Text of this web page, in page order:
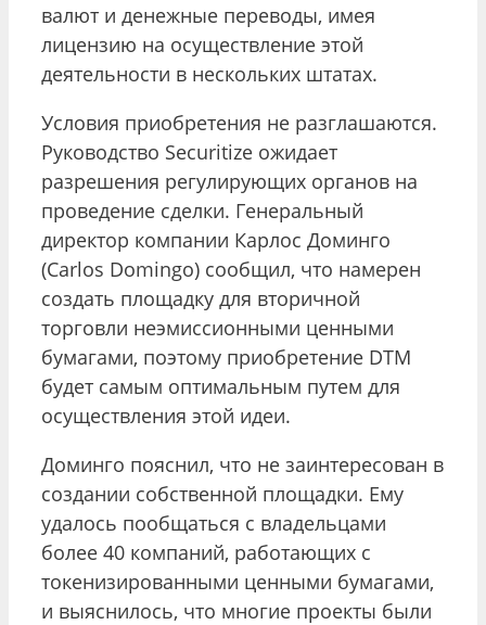
валют и денежные переводы, имея
лицензию на осуществление этой
деятельности в нескольких штатах.
Условия приобретения не разглашаются.
Руководство Securitize ожидает
разрешения регулирующих органов на
проведение сделки. Генеральный
директор компании Карлос Доминго
(Carlos Domingo) сообщил, что намерен
создать площадку для вторичной
торговли неэмиссионными ценными
бумагами, поэтому приобретение DTM
будет самым оптимальным путем для
осуществления этой идеи.
Доминго пояснил, что не заинтересован в
создании собственной площадки. Ему
удалось пообщаться с владельцами
более 40 компаний, работающих с
токенизированными ценными бумагами,
и выяснилось, что многие проекты были